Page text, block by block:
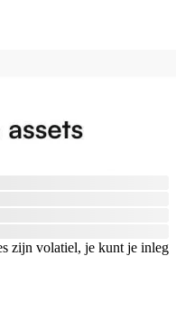
zijn volatiel, je kunt je inleg